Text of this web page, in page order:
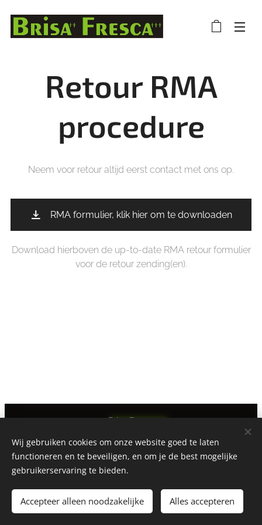
Retour RMA
procedure
Neem voor retour altijd eerst contact met ons op.
RMA formulier, klik hier om te downloaden
Download hierboven de up-to-date RMA retour formulier
voor de retour zending(en).
Brisa Fresca
Alle rechten voorbehouden 1996-2026
Mogelijk gemaakt doorEdwin Beemsterboer
Wekelijks geüpdatet
Talen
Nederlands
English
Wij gebruiken cookies om onze website goed te laten
functioneren en te beveiligen, en om je de best mogelijke
gebruikerservaring te bieden.
Accepteer alleen noodzakelijke Alles accepteren